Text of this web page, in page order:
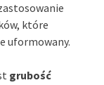
które
uformowany.
grubość